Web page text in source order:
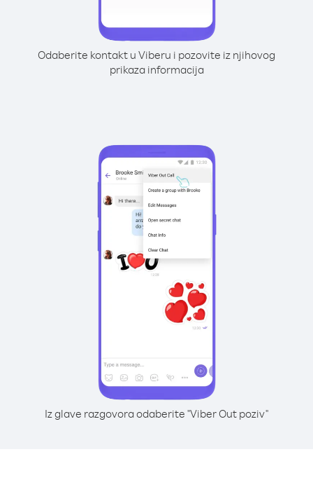
Odaberite kontakt u Viberu i pozovite iz njihovog
prikaza informacija
Iz glave razgovora odaberite "Viber Out poziv"